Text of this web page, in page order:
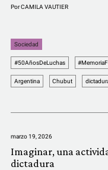
PorCAMILA VAUTIER
Sociedad
#50AñosDeLuchas
Argentina Chubut
marzo 19, 2026
Imaginar, una
dictadura